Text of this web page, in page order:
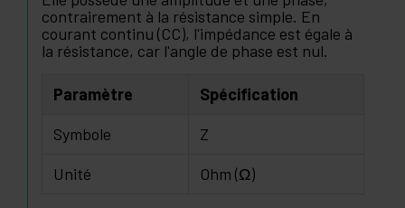
contrairement à la résistance simple. En
courant continu (CC), l'impédance est égale à
la résistance, car l'angle de phase est nul.
Paramètre
Spécification
Symbole
Z
Unité
Ohm (Ω)